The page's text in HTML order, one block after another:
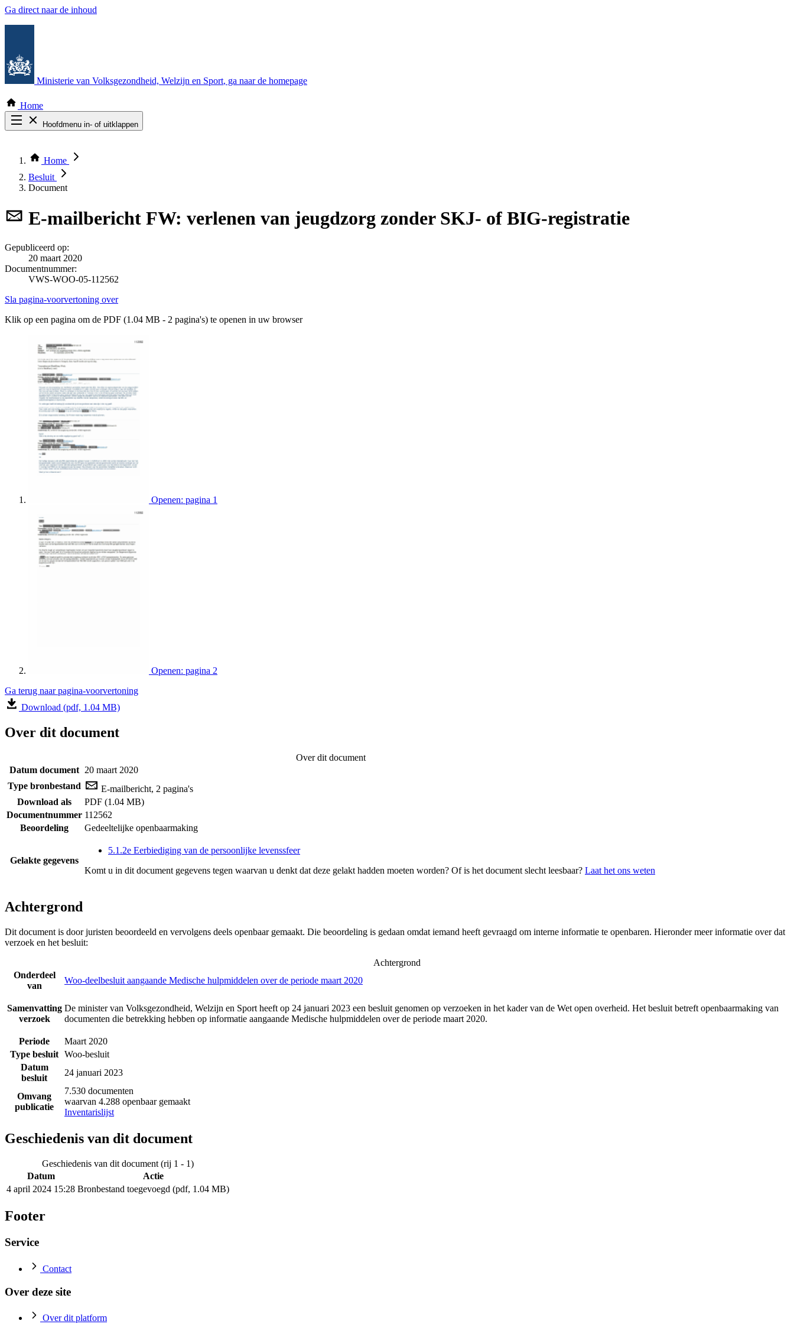
Ga direct naar de inhoud
Ministerie van Volksgezondheid, Welzijn en Sport, ga naar de homepage
Home
Hoofdmenu in- of uitklappen
Thema COVID-19
Bekijk per bestuursorgaan
Home
Besluit
Document
E-mailbericht FW: verlenen van jeugdzorg zonder SKJ- of BIG-registratie
Gepubliceerd op:
20 maart 2020
Documentnummer:
VWS-WOO-05-112562
Sla pagina-voorvertoning over
Klik op een pagina om de PDF (1.04 MB - 2 pagina's) te openen in uw browser
Openen: pagina 1
Openen: pagina 2
Ga terug naar pagina-voorvertoning
Download (pdf, 1.04 MB)
Over dit document
Over dit document
Datum document 20 maart 2020
Type bronbestand
E-mailbericht, 2 pagina's
Download als
PDF (1.04 MB)
Documentnummer 112562
Beoordeling
Gedeeltelijke openbaarmaking
Gelakte gegevens
5.1.2e Eerbiediging van de persoonlijke levenssfeer
Komt u in dit document gegevens tegen waarvan u denkt dat deze gelakt hadden moeten worden? Of is het document slecht leesbaar? Laat het ons weten
Achtergrond
Dit document is door juristen beoordeeld en vervolgens deels openbaar gemaakt. Die beoordeling is gedaan omdat iemand heeft gevraagd om interne informatie te openbaren. Hieronder meer informatie over dat
verzoek en het besluit:
Achtergrond
Onderdeel
van
Woo-deelbesluit aangaande Medische hulpmiddelen over de periode maart 2020
Samenvatting
verzoek
De minister van Volksgezondheid, Welzijn en Sport heeft op 24 januari 2023 een besluit genomen op verzoeken in het kader van de Wet open overheid. Het besluit betreft openbaarmaking van
documenten die betrekking hebben op informatie aangaande Medische hulpmiddelen over de periode maart 2020.
Periode
Maart 2020
Type besluit Woo-besluit
Datum
besluit
24 januari 2023
Omvang
publicatie
7.530 documenten
waarvan 4.288 openbaar gemaakt
Inventarislijst
Geschiedenis van dit document
Geschiedenis van dit document (rij 1 - 1)
Datum
Actie
4 april 2024 15:28 Bronbestand toegevoegd (pdf, 1.04 MB)
Footer
Service
Contact
Over deze site
Over dit platform